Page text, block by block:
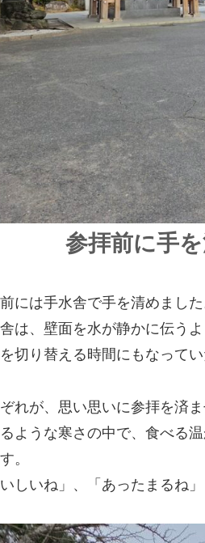
参拝前に手
には手水舎で手を清めました
は、壁面を水が静かに伝う
切り替える時間にもなって
れが、思い思いに参拝を済
ような寒さの中で、食べる
。
いしいね」、「あったまるね